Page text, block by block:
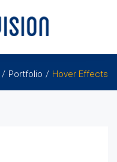
Portfolio Hover Effects